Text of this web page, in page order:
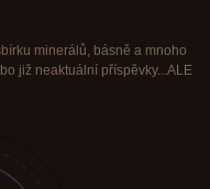
minerálů, básně a mnoho
již neaktuální příspěvky...ALE